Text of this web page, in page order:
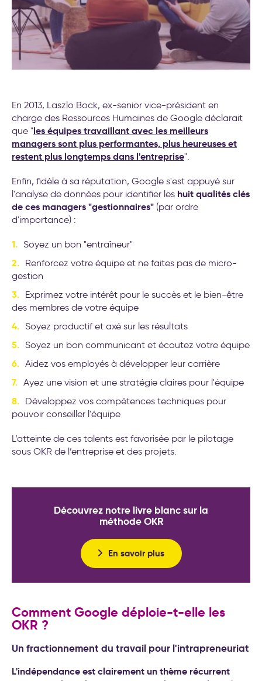
En 2013, Laszlo Bock, ex-senior vice-président en
charge des Ressources Humaines de Google déclarait
que "les équipes travaillant avec les meilleurs
managers sont plus performantes, plus heureuses et
restent plus longtemps dans l'entreprise".
Enfin, fidèle à sa réputation, Google s'est appuyé sur
l'analyse de données pour identifier les huit qualités clés
de ces managers "gestionnaires" (par ordre
d'importance) :
Soyez un bon "entraîneur"
Renforcez votre équipe et ne faites pas de micro-
gestion
Exprimez votre intérêt pour le succès et le bien-être
des membres de votre équipe
Soyez productif et axé sur les résultats
Soyez un bon communicant et écoutez votre équipe
Aidez vos employés à développer leur carrière
Ayez une vision et une stratégie claires pour l'équipe
Développez vos compétences techniques pour
pouvoir conseiller l'équipe
L’atteinte de ces talents est favorisée par le pilotage
sous OKR de l’entreprise et des projets.
Découvrez notre livre blanc sur la
méthode OKR
En savoir plus
Comment Google déploie-t-elle les
OKR ?
Un fractionnement du travail pour l'intrapreneuriat
L'indépendance est clairement un thème récurrent